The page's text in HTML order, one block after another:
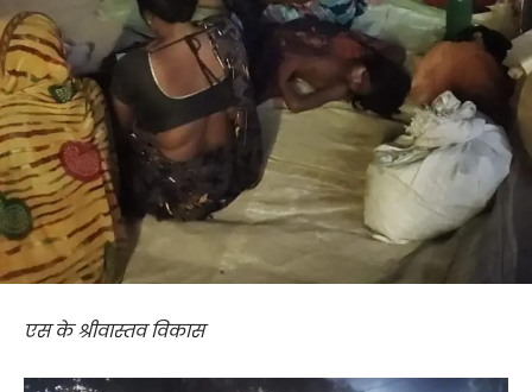
एस के श्रीवास्तव विकास